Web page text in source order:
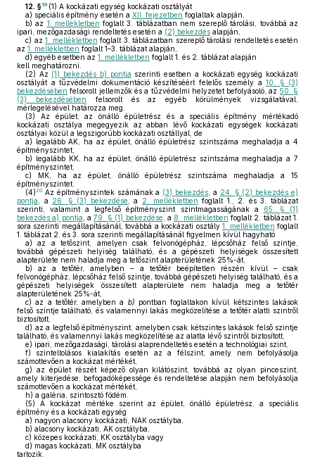
12. §19 (1) A kockázati egység kockázati osztályát
a) speciális építmény esetén a XII. fejezetben foglaltak alapján,
b) az 1. mellékletben foglalt 3. táblázatban nem szereplő tárolási, továbbá az
ipari, mezőgazdasági rendeltetés esetén a (2) bekezdés alapján,
c) az 1. mellékletben foglalt 3. táblázatban szereplő tárolási rendeltetés esetén
az 1. mellékletben foglalt 1–3. táblázat alapján,
d) egyéb esetben az 1. mellékletben foglalt 1. és 2. táblázat alapján
kell meghatározni.
(2) Az (1) bekezdés b) pontja szerinti esetben a kockázati egység kockázati
osztályát a tűzvédelmi dokumentáció készítéséért felelős személy a 10. § (3)
bekezdésében felsorolt jellemzők és a tűzvédelmi helyzetet befolyásoló, az 50. §
(3) bekezdésében felsorolt és az egyéb körülmények vizsgálatával,
mérlegelésével határozza meg.
(3) Az épület, az önálló épületrész és a speciális építmény mértékadó
kockázati osztálya megegyezik az abban lévő kockázati egységek kockázati
osztályai közül a legszigorúbb kockázati osztállyal, de
a) legalább AK, ha az épület, önálló épületrész szintszáma meghaladja a 4
építményszintet,
b) legalább KK, ha az épület, önálló épületrész szintszáma meghaladja a 7
építményszintet,
c) MK, ha az épület, önálló épületrész szintszáma meghaladja a 15
építményszintet.
(4)20 Az építményszintek számának a (3) bekezdés , a 24. § (2) bekezdés e)
pontja , a 26. § (3) bekezdése , a 2. mellékletben foglalt 1., 2. és 3. táblázat
szerinti, valamint a legfelső építményszint szintmagasságának a
65. § (1)
bekezdés a) pontja , a79. § (1) bekezdése , a 8. mellékletben foglalt 2. táblázat 1.
sora szerinti megállapításánál, továbbá a kockázati osztály1. mellékletben foglalt
1. táblázat 2. és 3. sora szerinti megállapításánál figyelmen kívül hagyható
a) az a tetőszint, amelyen csak felvonógépház, lépcsőház felső szintje,
továbbá gépészeti helyiség található, és a gépészeti helyiségek összesített
alapterülete nem haladja meg a tetőszint alapterületének 25%-át,
b) az a tetőtér, amelyben – a tetőtér beépítetlen részén kívül – csak
felvonógépház, lépcsőház felső szintje, továbbá gépészeti helyiség található, és a
gépészeti helyiségek összesített alapterülete nem haladja meg a tetőtér
alapterületének 25%-át,
c) az a tetőtér, amelyben a b) pontban foglaltakon kívül kétszintes lakások
felső szintje található, és valamennyi lakás megközelítése a tetőtér alatti szintről
biztosított,
d) az a legfelső építményszint, amelyben csak kétszintes lakások felső szintje
található, és valamennyi lakás megközelítése az alatta lévő szintről biztosított,
e) ipari, mezőgazdasági, tárolási alaprendeltetés esetén a technológiai szint,
f) szinteltolásos kialakítás esetén az a félszint, amely nem befolyásolja
számottevően a kockázat mértékét,
g) az épület részét képező olyan kilátószint, továbbá az olyan pinceszint,
amely kiterjedése, befogadóképessége és rendeltetése alapján nem befolyásolja
számottevően a kockázat mértékét,
h) a galéria, szintosztó födém.
(5) A kockázat mértéke szerint az épület, önálló épületrész, a speciális
építmény és a kockázati egység
a) nagyon alacsony kockázati, NAK osztályba,
b) alacsony kockázati, AK osztályba,
c) közepes kockázati, KK osztályba vagy
d) magas kockázati, MK osztályba
tartozik.